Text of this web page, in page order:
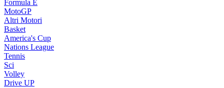
Formula E
MotoGP
Altri Motori
Basket
America's Cup
Nations League
Tennis
Sci
Volley
Drive UP